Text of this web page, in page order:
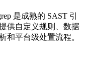
是成熟的 SAST 引
供自定义规则、数据
和平台级处置流程。